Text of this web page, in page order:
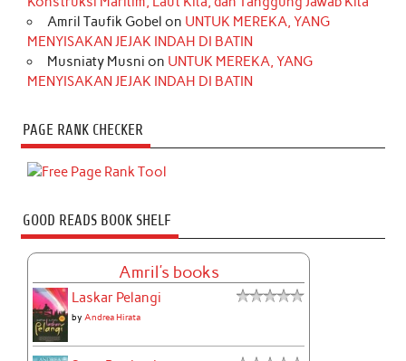
Amril Taufik Gobel on UNTUK MEREKA, YANG
MENYISAKAN JEJAK INDAH DI BATIN
Musniaty Musni on UNTUK MEREKA, YANG
MENYISAKAN JEJAK INDAH DI BATIN
PAGE RANK CHECKER
GOOD READS BOOK SHELF
Amril's books
Laskar Pelangi
byAndrea Hirata